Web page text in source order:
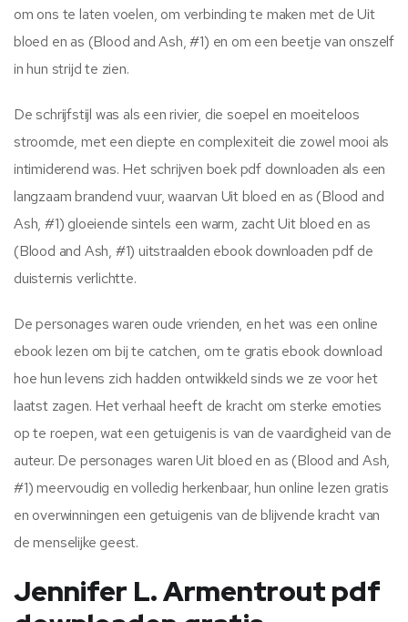
om ons te laten voelen, om verbinding te maken met de Uit
bloed en as (Blood and Ash, #1) en om een beetje van onszelf
in hun strijd te zien.
De schrijfstijl was als een rivier, die soepel en moeiteloos
stroomde, met een diepte en complexiteit die zowel mooi als
intimiderend was. Het schrijven boek pdf downloaden als een
langzaam brandend vuur, waarvan Uit bloed en as (Blood and
Ash, #1) gloeiende sintels een warm, zacht Uit bloed en as
(Blood and Ash, #1) uitstraalden ebook downloaden pdf de
duisternis verlichtte.
De personages waren oude vrienden, en het was een online
ebook lezen om bij te catchen, om te gratis ebook download
hoe hun levens zich hadden ontwikkeld sinds we ze voor het
laatst zagen. Het verhaal heeft de kracht om sterke emoties
op te roepen, wat een getuigenis is van de vaardigheid van de
auteur. De personages waren Uit bloed en as (Blood and Ash,
#1) meervoudig en volledig herkenbaar, hun online lezen gratis
en overwinningen een getuigenis van de blijvende kracht van
de menselijke geest.
Jennifer L. Armentrout pdf